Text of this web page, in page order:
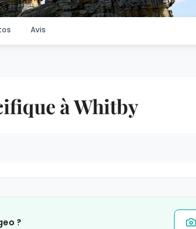
Avis
à Whitby
?